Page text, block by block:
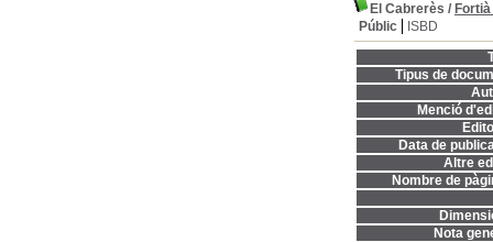
El Cabrerès /
Públic
ISBD
Tipus de
Menció
Data de
Altre
Nombre de
Nota